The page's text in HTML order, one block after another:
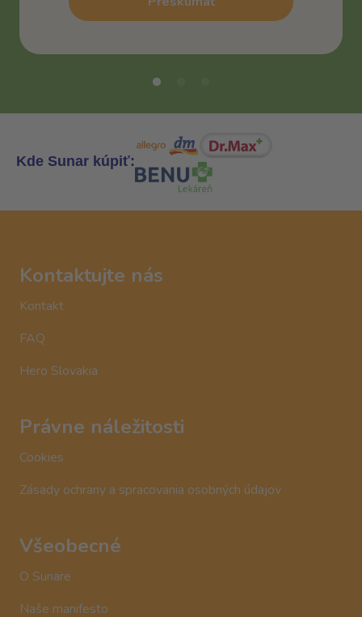
Kde Sunar kúpiť:
Kontaktujte nás
Kontakt
FAQ
Hero Slovakia
Právne náležitosti
Cookies
Zásady ochrany a spracovania osobných údajov
Všeobecné
O Sunare
Naše manifesto